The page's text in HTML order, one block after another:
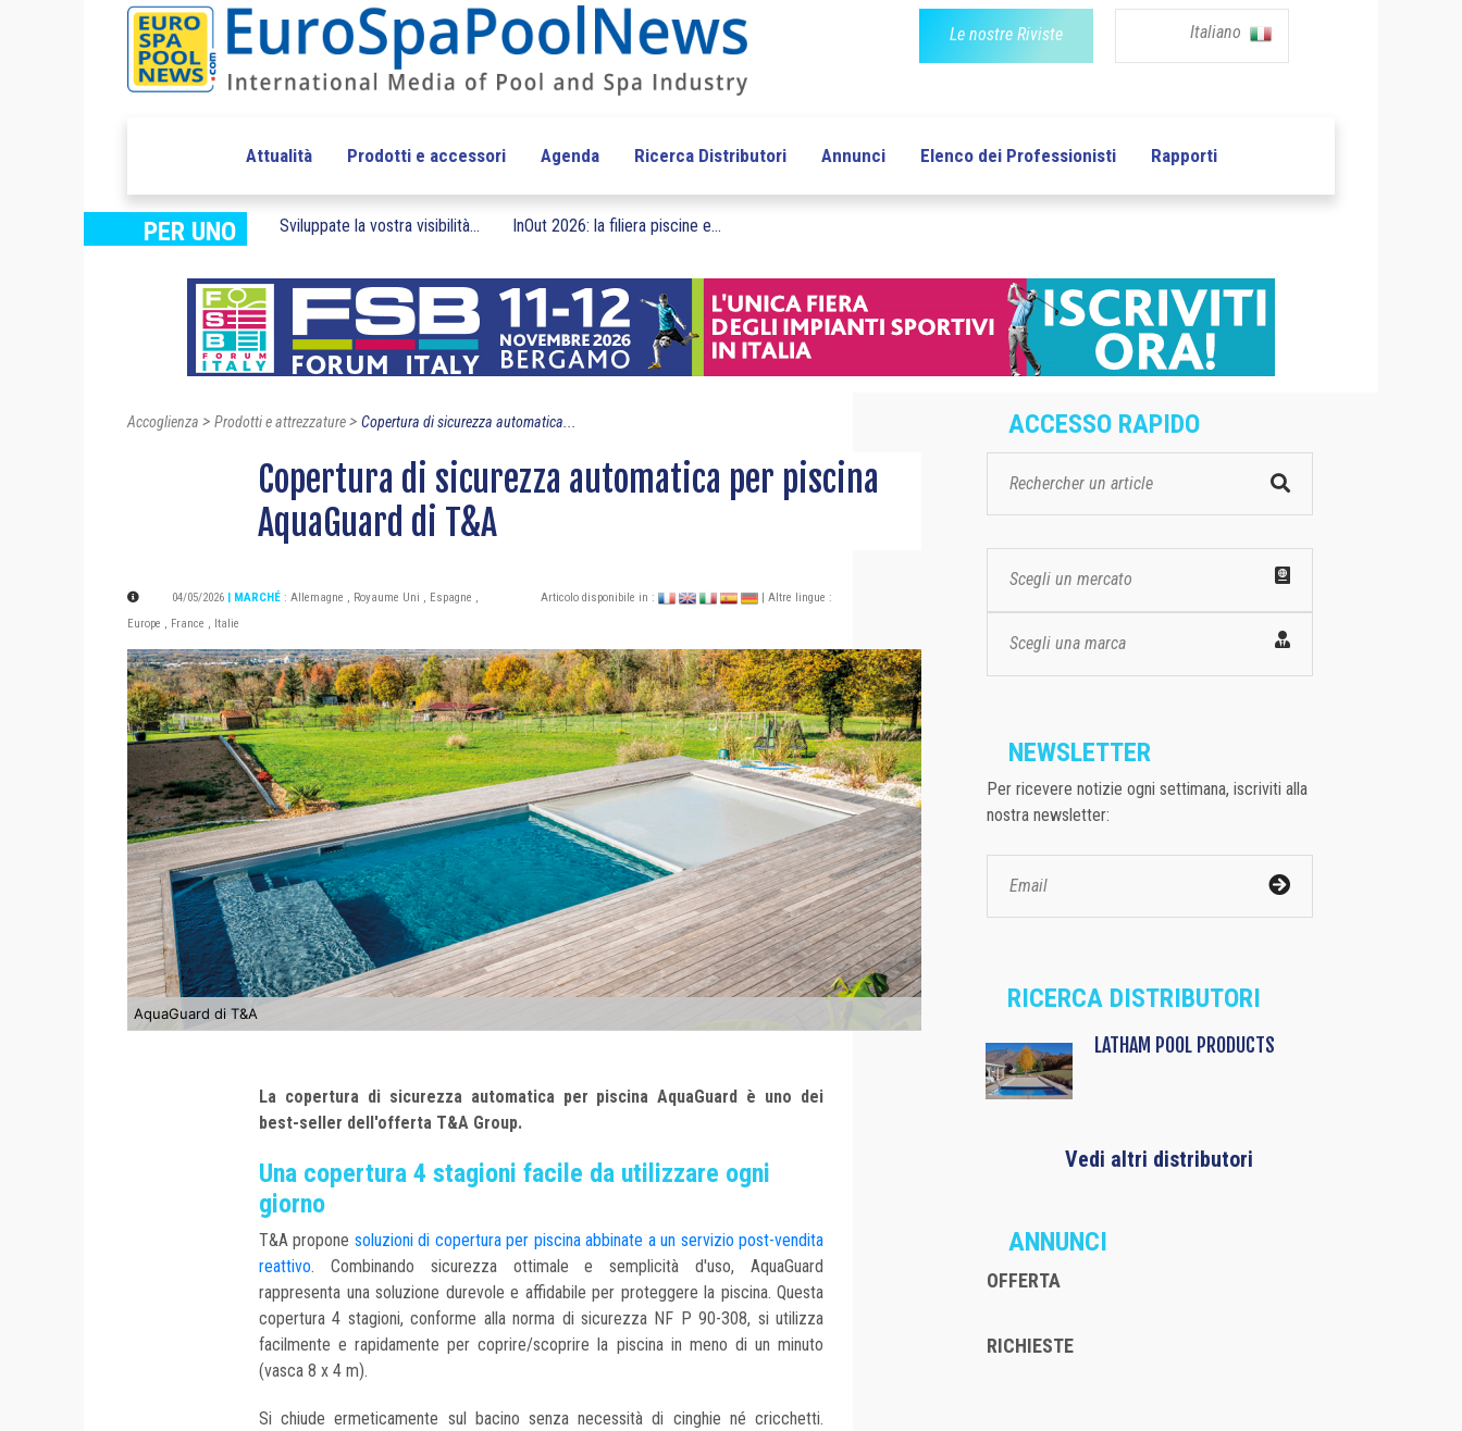
Le nostre Riviste Italiano
Attualità Prodotti e accessori Agenda Ricerca Distributori Annunci Elenco dei Professionisti Rapporti
PER UNO Sviluppate la vostra visibilità... InOut 2026: la filiera piscine e...
Accoglienza > Prodotti e attrezzature> Copertura di sicurezza automatica...
Copertura di sicurezza automatica per piscina
AquaGuard di T&A
04/05/2026 | MARCHÉ : Allemagne , Royaume Uni , Espagne ,
Europe , France , Italie
Articolo disponibile in : | Altre lingue :
AquaGuard di T&A
La copertura di sicurezza automatica per piscina AquaGuard è uno dei
best-seller dell'offerta T&A Group.
Una copertura 4 stagioni facile da utilizzare ogni
giorno
T&A propone soluzioni di copertura per piscina abbinate a un servizio post-vendita
reattivo. Combinando sicurezza ottimale e semplicità d'uso, AquaGuard
rappresenta una soluzione durevole e affidabile per proteggere la piscina. Questa
copertura 4 stagioni, conforme alla norma di sicurezza NF P 90-308, si utilizza
facilmente e rapidamente per coprire/scoprire la piscina in meno di un minuto
(vasca 8 x 4 m).
Si chiude ermeticamente sul bacino senza necessità di cinghie né cricchetti.
ACCESSO RAPIDO
Scegli un mercato
Scegli una marca
NEWSLETTER
Per ricevere notizie ogni settimana, iscriviti alla
nostra newsletter:
RICERCA DISTRIBUTORI
LATHAM POOL PRODUCTS
Vedi altri distributori
ANNUNCI
OFFERTA
RICHIESTE